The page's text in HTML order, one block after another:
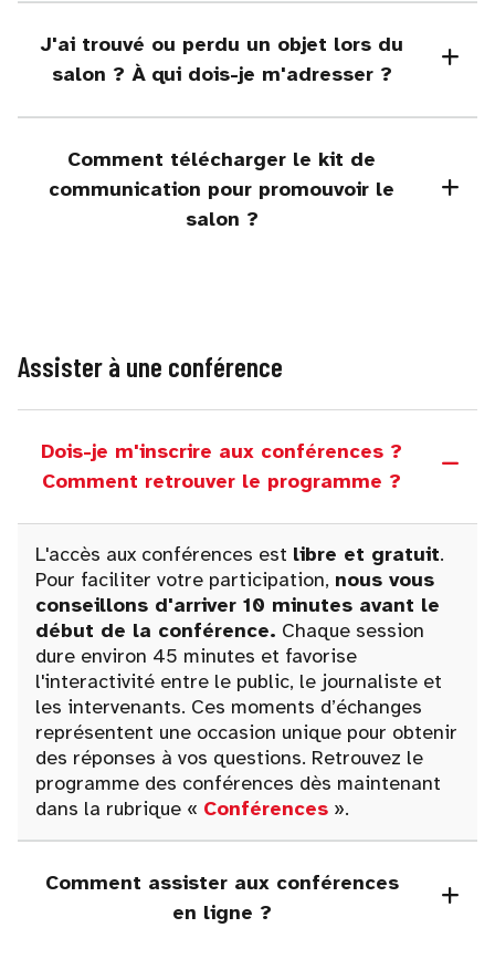
J'ai trouvé ou perdu un objet lors du
salon ? À qui dois-je m'adresser ?
Comment télécharger le kit de
communication pour promouvoir le
salon ?
Assister à une conférence
Dois-je m'inscrire aux conférences ?
Comment retrouver le programme ?
L'accès aux conférences est libre et gratuit.
Pour faciliter votre participation, nous vous
conseillons d'arriver 10 minutes avant le
début de la conférence. Chaque session
dure environ 45 minutes et favorise
l'interactivité entre le public, le journaliste et
les intervenants. Ces moments d’échanges
représentent une occasion unique pour obtenir
des réponses à vos questions. Retrouvez le
programme des conférences dès maintenant
dans la rubrique « Conférences ».
Comment assister aux conférences
en ligne ?